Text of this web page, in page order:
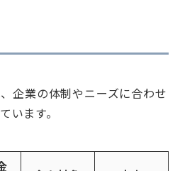
企業の体制やニーズに合わせ
います。